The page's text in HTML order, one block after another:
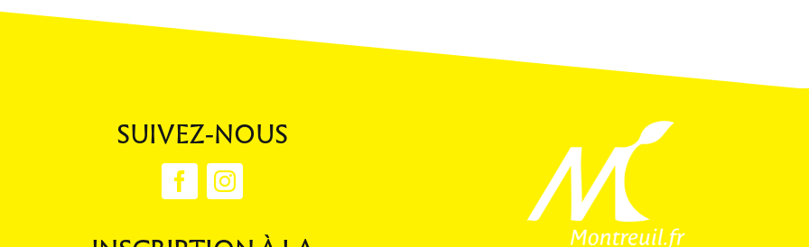
SUIVEZ-NOUS